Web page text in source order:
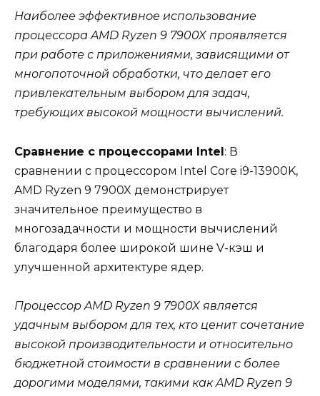
Наиболее эффективное использование
процессора AMD Ryzen 9 7900X проявляется
при работе с приложениями, зависящими от
многопоточной обработки, что делает его
привлекательным выбором для задач,
требующих высокой мощности вычислений.
Сравнение с процессорами Intel: В
сравнении с процессором Intel Core i9-13900K,
AMD Ryzen 9 7900X демонстрирует
значительное преимущество в
многозадачности и мощности вычислений
благодаря более широкой шине V-кэш и
улучшенной архитектуре ядер.
Процессор AMD Ryzen 9 7900X является
удачным выбором для тех, кто ценит сочетание
высокой производительности и относительно
бюджетной стоимости в сравнении с более
дорогими моделями, такими как AMD Ryzen 9